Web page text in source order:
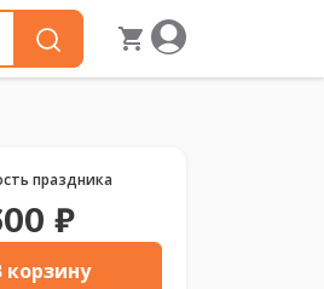
праздника
₽
корзину